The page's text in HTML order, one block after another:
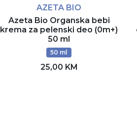
AZETA BIO
Azeta Bio Organska bebi
krema za pelenski deo (0m+)
50 ml
50 ml
25,00 KM